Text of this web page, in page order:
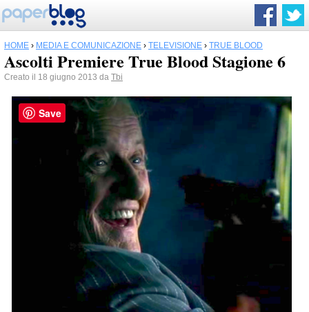
HOME › MEDIA E COMUNICAZIONE › TELEVISIONE › TRUE BLOOD
Ascolti Premiere True Blood Stagione 6
Creato il 18 giugno 2013 da Tbi
Save